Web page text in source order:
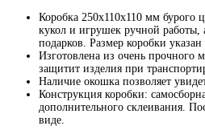
Коробка 250х110х110 мм бурого
кукол и игрушек ручной работы,
подарков. Размер коробки указан
Изготовлена из очень прочного
защитит изделия при
Наличие окошка позволяет
Конструкция коробки:
дополнительного склеивания.
виде.